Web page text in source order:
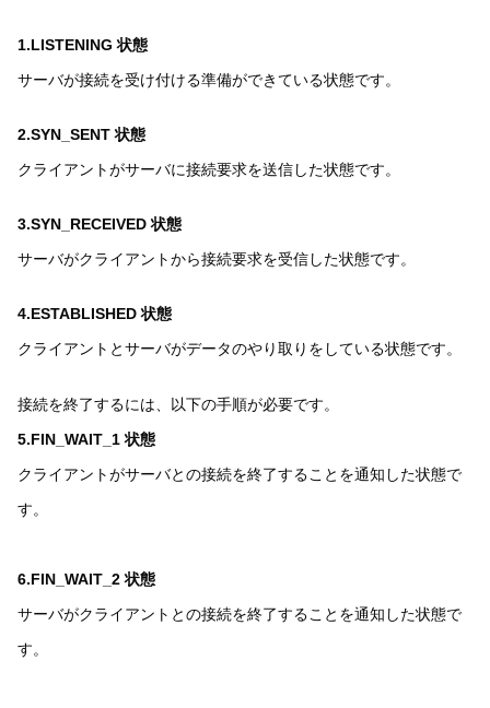
1.LISTENING 状態
サーバが接続を受け付ける準備ができている状態です。
2.SYN_SENT 状態
クライアントがサーバに接続要求を送信した状態です。
3.SYN_RECEIVED 状態
サーバがクライアントから接続要求を受信した状態です。
4.ESTABLISHED 状態
クライアントとサーバがデータのやり取りをしている状態です。
接続を終了するには、以下の手順が必要です。
5.FIN_WAIT_1 状態
クライアントがサーバとの接続を終了することを通知した状態で
す。
6.FIN_WAIT_2 状態
サーバがクライアントとの接続を終了することを通知した状態で
す。